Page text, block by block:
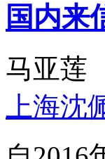
国内来
马亚莲
上海